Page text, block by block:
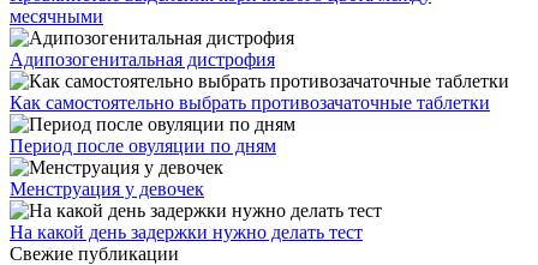
месячными
Адипозогенитальная дистрофия
Как самостоятельно выбрать противозачаточные таблетки
Период после овуляции по дням
Менструация у девочек
На какой день задержки нужно делать тест
Свежие публикации